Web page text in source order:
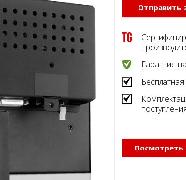
Отправить
Гарантия
Посмотреть